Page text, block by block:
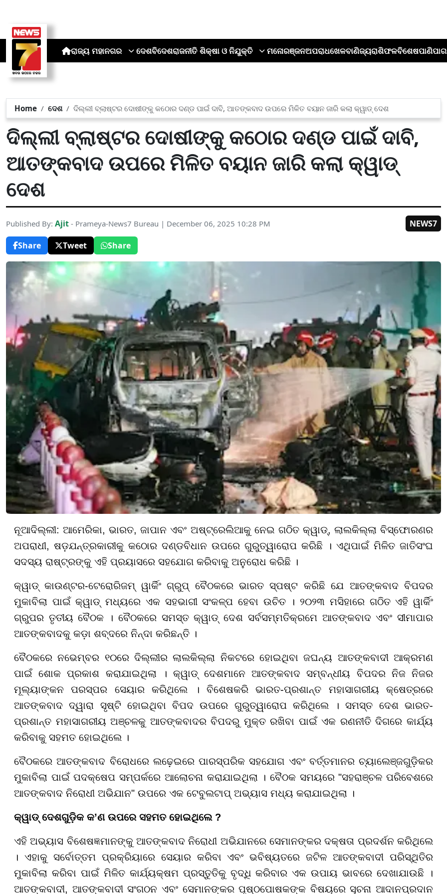
ରାଜ୍ୟ ମହାନଗର ଦେଶବିଦେଶରାଜନୀତି ଶିକ୍ଷା ଓ ନିଯୁକ୍ତି ମନୋରଞ୍ଜନଅପରାଧଖେଳବାଣିଜ୍ୟରାଶିଫଳବିଶେଷପାଣିପାଗ
Home ଦେଶ ଦିଲ୍ଲୀ ବ୍ଲାଷ୍ଟର ଦୋଷୀଙ୍କୁ କଠୋର ଦଣ୍ଡ ପାଇଁ ଦାବି, ଆତଙ୍କବାଦ ଉପରେ ମିଳିତ ବୟାନ ଜାରି କଲା କ୍ୱାଡ୍ ଦେଶ
ଦିଲ୍ଲୀ ବ୍ଲାଷ୍ଟର ଦୋଷୀଙ୍କୁ କଠୋର ଦଣ୍ଡ ପାଇଁ ଦାବି,
ଆତଙ୍କବାଦ ଉପରେ ମିଳିତ ବୟାନ ଜାରି କଲା କ୍ୱାଡ୍
ଦେଶ
Published By: Ajit - Prameya-News7 Bureau | December 06, 2025 10:28 PM
NEWS7
Share
Tweet Share
ନୂଆଦିଲ୍ଲୀ: ଆମେରିକା, ଭାରତ, ଜାପାନ ଏବଂ ଅଷ୍ଟ୍ରେଲିଆକୁ ନେଇ ଗଠିତ କ୍ୱାଡ୍, ଲାଲକିଲ୍ଲା ବିସ୍ଫୋରଣର
ଅପରାଧୀ, ଷଡ଼ଯନ୍ତ୍ରକାରୀକୁ କଠୋର ଦଣ୍ଡବିଧାନ ଉପରେ ଗୁରୁତ୍ୱାରୋପ କରିଛି । ଏଥିପାଇଁ ମିଳିତ ଜାତିସଂଘ
ସଦସ୍ୟ ରାଷ୍ଟ୍ରଙ୍କୁ ଏହି ପ୍ରୟାସରେ ସହଯୋଗ କରିବାକୁ ଅନୁରୋଧ କରିଛି ।
କ୍ୱାଡ୍ କାଉଣ୍ଟର-ଟେରୋରିଜମ୍ ୱାର୍କିଂ ଗ୍ରୁପ୍ ବୈଠକରେ ଭାରତ ସ୍ପଷ୍ଟ କରିଛି ଯେ ଆତଙ୍କବାଦ ବିପଦର
ମୁକାବିଲା ପାଇଁ କ୍ୱାଡ୍ ମଧ୍ୟରେ ଏକ ସହଭାଗୀ ସଂକଳ୍ପ ହେବା ଉଚିତ । ୨୦୨୩ ମସିହାରେ ଗଠିତ ଏହି ୱାର୍କିଂ
ଗ୍ରୁପର ତୃତୀୟ ବୈଠକ । ବୈଠକରେ ସମସ୍ତ କ୍ୱାଡ୍ ଦେଶ ସର୍ବସମ୍ମତିକ୍ରମେ ଆତଙ୍କବାଦ ଏବଂ ସୀମାପାର
ଆତଙ୍କବାଦକୁ କଡ଼ା ଶବ୍ଦରେ ନିନ୍ଦା କରିଛନ୍ତି ।
ବୈଠକରେ ନଭେମ୍ବର ୧୦ରେ ଦିଲ୍ଲୀର ଲାଲକିଲ୍ଲା ନିକଟରେ ହୋଇଥିବା ଜଘନ୍ୟ ଆତଙ୍କବାଦୀ ଆକ୍ରମଣ
ପାଇଁ ଶୋକ ପ୍ରକାଶ କରାଯାଇଥିଲା । କ୍ୱାଡ୍ ଦେଶମାନେ ଆତଙ୍କବାଦ ସମ୍ବନ୍ଧୀୟ ବିପଦର ନିଜ ନିଜର
ମୂଲ୍ୟାଙ୍କନ ପରସ୍ପର ସେୟାର କରିଥିଲେ । ବିଶେଷକରି ଭାରତ-ପ୍ରଶାନ୍ତ ମହାସାଗରୀୟ କ୍ଷେତ୍ରରେ
ଆତଙ୍କବାଦ ଦ୍ୱାରା ସୃଷ୍ଟି ହୋଇଥିବା ବିପଦ ଉପରେ ଗୁରୁତ୍ୱାରୋପ କରିଥିଲେ । ସମସ୍ତ ଦେଶ ଭାରତ-
ପ୍ରଶାନ୍ତ ମହାସାଗରୀୟ ଅଞ୍ଚଳକୁ ଆତଙ୍କବାଦର ବିପଦରୁ ମୁକ୍ତ ରଖିବା ପାଇଁ ଏକ ରଣନୀତି ଦିଗରେ କାର୍ଯ୍ୟ
କରିବାକୁ ସହମତ ହୋଇଥିଲେ ।
ବୈଠକରେ ଆତଙ୍କବାଦ ବିରୋଧରେ ଲଢ଼େଇରେ ପାରସ୍ପରିକ ସହଯୋଗ ଏବଂ ବର୍ତ୍ତମାନର ଚ୍ୟାଲେଞ୍ଜଗୁଡ଼ିକର
ମୁକାବିଲା ପାଇଁ ପଦକ୍ଷେପ ସମ୍ପର୍କରେ ଆଲୋଚନା କରାଯାଇଥିଲା । ବୈଠକ ସମୟରେ "ସହରାଞ୍ଚଳ ପରିବେଶରେ
ଆତଙ୍କବାଦ ନିରୋଧୀ ଅଭିଯାନ" ଉପରେ ଏକ ଟେବୁଲଟାପ୍ ଅଭ୍ୟାସ ମଧ୍ୟ କରାଯାଇଥିଲା ।
କ୍ୱାଡ୍ ଦେଶଗୁଡ଼ିକ କ’ଣ ଉପରେ ସହମତ ହୋଇଥିଲେ ?
ଏହି ଅଭ୍ୟାସ ବିଶେଷଜ୍ଞମାନଙ୍କୁ ଆତଙ୍କବାଦ ନିରୋଧୀ ଅଭିଯାନରେ ସେମାନଙ୍କର ଦକ୍ଷତା ପ୍ରଦର୍ଶନ କରିଥିଲେ
। ଏହାକୁ ସର୍ବୋତ୍ତମ ପ୍ରକ୍ରିୟାରେ ସେୟାର କରିବା ଏବଂ ଭବିଷ୍ୟତରେ ଜଟିଳ ଆତଙ୍କବାଦୀ ପରିସ୍ଥିତିର
ମୁକାବିଲା କରିବା ପାଇଁ ମିଳିତ କାର୍ଯ୍ୟକ୍ଷମ ପ୍ରସ୍ତୁତିକୁ ବୃଦ୍ଧି କରିବାର ଏକ ଉପାୟ ଭାବରେ ଦେଖାଯାଉଛି ।
ଆତଙ୍କବାଦୀ, ଆତଙ୍କବାଦୀ ସଂଗଠନ ଏବଂ ସେମାନଙ୍କର ପୃଷ୍ଠପୋଷକଙ୍କ ବିଷୟରେ ସୂଚନା ଆଦାନପ୍ରଦାନ